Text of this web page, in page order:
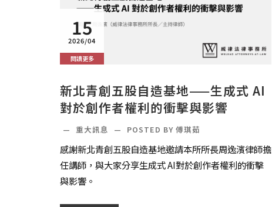
15
2026/04
閱讀更多
新北青創五股自造基地——生成式 AI
對於創作者權利的衝擊與影響
— 重大訊息 — POSTED BY 傅琪茹
感謝新北青創五股自造基地邀請本所所長周逸濱律師擔
任講師，與大家分享生成式 AI對於創作者權利的衝擊
與影響。